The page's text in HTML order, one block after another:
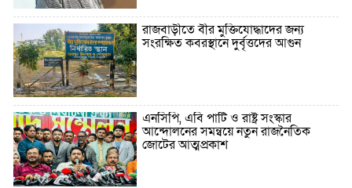
রাজবাড়ীতে বীর মুক্তিযোদ্ধাদের জন্য
সংরক্ষিত কবরস্থানে দুর্বৃত্তদের আগুন
এনসিপি, এবি পার্টি ও রাষ্ট্র সংস্কার
আন্দোলনের সমন্বয়ে নতুন রাজনৈতিক
জোটের আত্মপ্রকাশ